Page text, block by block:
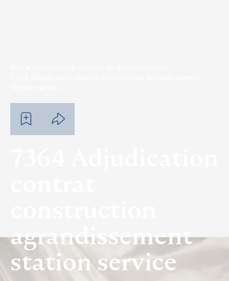
agrandissement
station service